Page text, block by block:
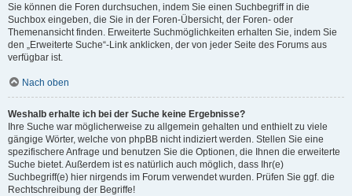
Sie können die Foren durchsuchen, indem Sie einen Suchbegriff in die
Suchbox eingeben, die Sie in der Foren-Übersicht, der Foren- oder
Themenansicht finden. Erweiterte Suchmöglichkeiten erhalten Sie, indem Sie
den „Erweiterte Suche“-Link anklicken, der von jeder Seite des Forums aus
verfügbar ist.
Nach oben
Weshalb erhalte ich bei der Suche keine Ergebnisse?
Ihre Suche war möglicherweise zu allgemein gehalten und enthielt zu viele
gängige Wörter, welche von phpBB nicht indiziert werden. Stellen Sie eine
spezifischere Anfrage und benutzen Sie die Optionen, die Ihnen die erweiterte
Suche bietet. Außerdem ist es natürlich auch möglich, dass Ihr(e)
Suchbegriff(e) hier nirgends im Forum verwendet wurden. Prüfen Sie ggf. die
Rechtschreibung der Begriffe!